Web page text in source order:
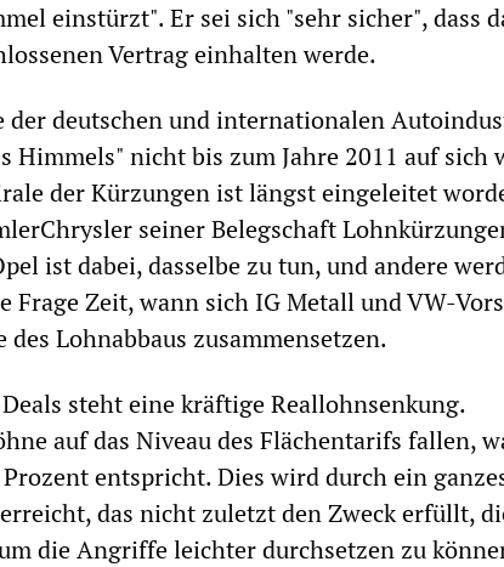
einstürzt". Er sei sich "sehr sicher", dass
Vertrag einhalten werde.
der deutschen und internationalen
Himmels" nicht bis zum Jahre 2011 auf sich
der Kürzungen ist längst eingeleitet
seiner Belegschaft
ist dabei, dasselbe zu tun, und andere
Frage Zeit, wann sich IG Metall und VW-
Lohnabbaus zusammensetzen.
steht eine kräftige Reallohnsenkung.
auf das Niveau des Flächentarifs fallen,
entspricht. Dies wird durch ein
das nicht zuletzt den Zweck erfüllt,
die Angriffe leichter durchsetzen zu